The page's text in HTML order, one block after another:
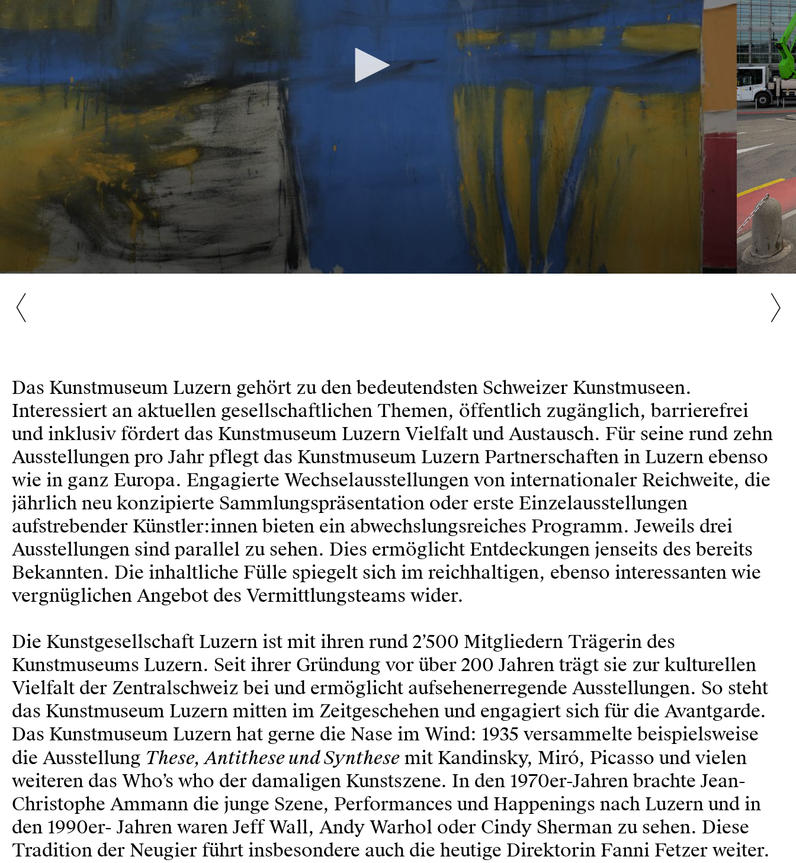
Das Kunstmuseum Luzern gehört zu den bedeutendsten Schweizer Kunstmuseen.
Interessiert an aktuellen gesellschaftlichen Themen, öffentlich zugänglich, barrierefrei
und inklusiv fördert das Kunstmuseum Luzern Vielfalt und Austausch. Für seine rund zehn
Ausstellungen pro Jahr pflegt das Kunstmuseum Luzern Partnerschaften in Luzern ebenso
wie in ganz Europa. Engagierte Wechselausstellungen von internationaler Reichweite, die
jährlich neu konzipierte Sammlungspräsentation oder erste Einzelausstellungen
aufstrebender Künstler:innen bieten ein abwechslungsreiches Programm. Jeweils drei
Ausstellungen sind parallel zu sehen. Dies ermöglicht Entdeckungen jenseits des bereits
Bekannten. Die inhaltliche Fülle spiegelt sich im reichhaltigen, ebenso interessanten wie
vergnüglichen Angebot des Vermittlungsteams wider.
Die Kunstgesellschaft Luzern ist mit ihren rund 2’500 Mitgliedern Trägerin des
Kunstmuseums Luzern. Seit ihrer Gründung vor über 200 Jahren trägt sie zur kulturellen
Vielfalt der Zentralschweiz bei und ermöglicht aufsehenerregende Ausstellungen. So steht
das Kunstmuseum Luzern mitten im Zeitgeschehen und engagiert sich für die Avantgarde.
Das Kunstmuseum Luzern hat gerne die Nase im Wind: 1935 versammelte beispielsweise
die Ausstellung These, Antithese und Synthese mit Kandinsky, Miró, Picasso und vielen
weiteren das Who’s who der damaligen Kunstszene. In den 1970er-Jahren brachte Jean-
Christophe Ammann die junge Szene, Performances und Happenings nach Luzern und in
den 1990er- Jahren waren Jeff Wall, Andy Warhol oder Cindy Sherman zu sehen. Diese
Tradition der Neugier führt insbesondere auch die heutige Direktorin Fanni Fetzer weiter.